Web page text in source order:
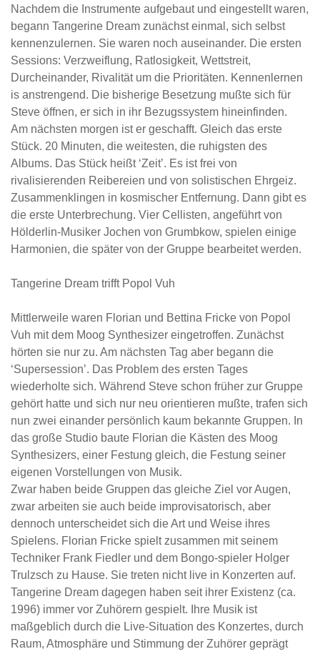
Nachdem die Instrumente aufgebaut und eingestellt waren,
begann Tangerine Dream zunächst einmal, sich selbst
kennenzulernen. Sie waren noch auseinander. Die ersten
Sessions: Verzweiflung, Ratlosigkeit, Wettstreit,
Durcheinander, Rivalität um die Prioritäten. Kennenlernen
is anstrengend. Die bisherige Besetzung mußte sich für
Steve öffnen, er sich in ihr Bezugssystem hineinfinden.
Am nächsten morgen ist er geschafft. Gleich das erste
Stück. 20 Minuten, die weitesten, die ruhigsten des
Albums. Das Stück heißt ‘Zeit’. Es ist frei von
rivalisierenden Reibereien und von solistischen Ehrgeiz.
Zusammenklingen in kosmischer Entfernung. Dann gibt es
die erste Unterbrechung. Vier Cellisten, angeführt von
Hölderlin-Musiker Jochen von Grumbkow, spielen einige
Harmonien, die später von der Gruppe bearbeitet werden.
Tangerine Dream trifft Popol Vuh
Mittlerweile waren Florian und Bettina Fricke von Popol
Vuh mit dem Moog Synthesizer eingetroffen. Zunächst
hörten sie nur zu. Am nächsten Tag aber begann die
‘Supersession’. Das Problem des ersten Tages
wiederholte sich. Während Steve schon früher zur Gruppe
gehört hatte und sich nur neu orientieren mußte, trafen sich
nun zwei einander persönlich kaum bekannte Gruppen. In
das große Studio baute Florian die Kästen des Moog
Synthesizers, einer Festung gleich, die Festung seiner
eigenen Vorstellungen von Musik.
Zwar haben beide Gruppen das gleiche Ziel vor Augen,
zwar arbeiten sie auch beide improvisatorisch, aber
dennoch unterscheidet sich die Art und Weise ihres
Spielens. Florian Fricke spielt zusammen mit seinem
Techniker Frank Fiedler und dem Bongo-spieler Holger
Trulzsch zu Hause. Sie treten nicht live in Konzerten auf.
Tangerine Dream dagegen haben seit ihrer Existenz (ca.
1996) immer vor Zuhörern gespielt. Ihre Musik ist
maßgeblich durch die Live-Situation des Konzertes, durch
Raum, Atmosphäre und Stimmung der Zuhörer geprägt